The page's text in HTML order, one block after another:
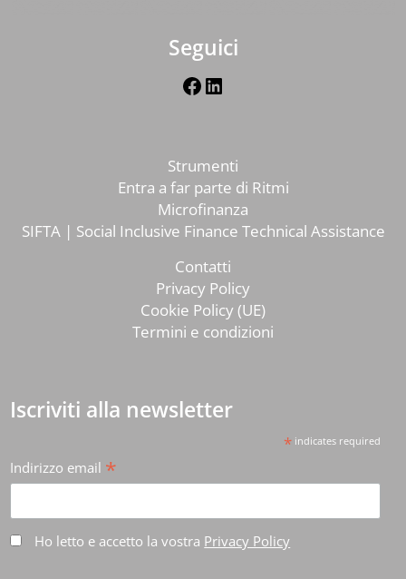
Seguici
Facebook
Strumenti
Entra a far parte di Ritmi
Microfinanza
SIFTA | Social Inclusive Finance Technical Assistance
Contatti
Privacy Policy
Cookie Policy (UE)
Termini e condizioni
Iscriviti alla newsletter
*indicates required
Indirizzo email *
Ho letto e accetto la vostra Privacy Policy